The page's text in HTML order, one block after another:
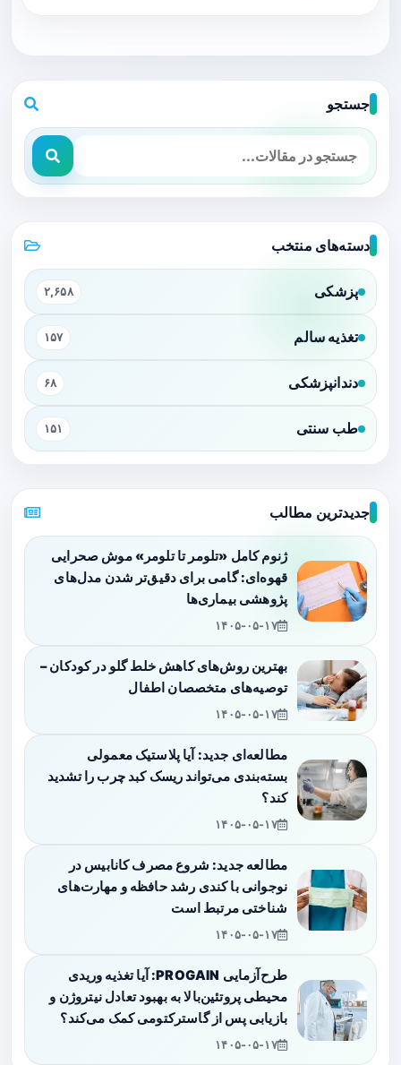
جستجو
دسته‌های منتخب
پزشکی ۲,۶۵۸
تغذیه سالم ۱۵۷
دندانپزشکی ۶۸
طب سنتی ۱۵۱
جدیدترین مطالب
ژنوم کامل «تلومر تا تلومر» موش صحرایی
قهوه‌ای: گامی برای دقیق‌تر شدن مدل‌های
پژوهشی بیماری‌ها
۱۴۰۵-۰۵-۱۷
بهترین روش‌های کاهش خلط گلو در کودکان –
توصیه‌های متخصصان اطفال
۱۴۰۵-۰۵-۱۷
مطالعه‌ای جدید: آیا پلاستیک معمولی
بسته‌بندی می‌تواند ریسک کبد چرب را تشدید
کند؟
۱۴۰۵-۰۵-۱۷
مطالعه جدید: شروع مصرف کانابیس در
نوجوانی با کندی رشد حافظه و مهارت‌های
شناختی مرتبط است
۱۴۰۵-۰۵-۱۷
طرح‌آزمایی PROGAIN: آیا تغذیه وریدی
محیطی پروتئین‌بالا به بهبود تعادل نیتروژن و
بازیابی پس از گاسترکتومی کمک می‌کند؟
۱۴۰۵-۰۵-۱۷